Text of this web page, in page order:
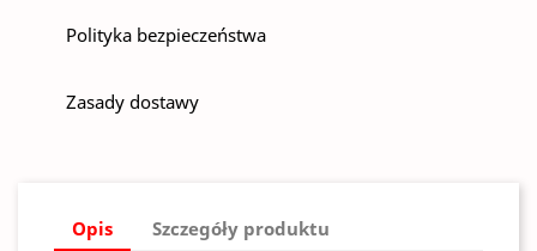
Polityka bezpieczeństwa
Zasady dostawy
Opis Szczegóły produktu